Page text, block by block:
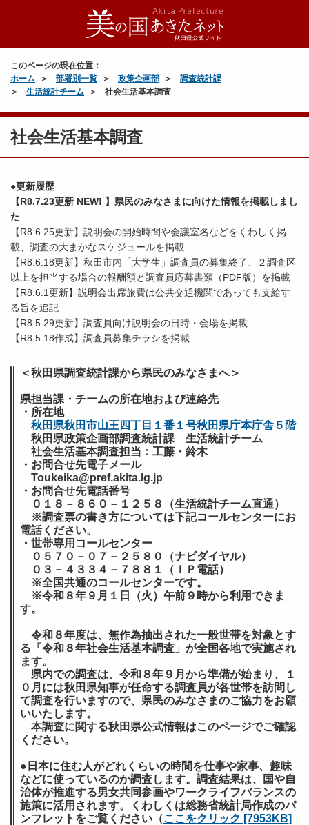
このページの現在位置：
ホーム
部署別一覧 政策企画部
調査統計課
生活統計チーム
社会生活基本調査
社会生活基本調査
●更新履歴
【R8.7.23更新 NEW! 】県民のみなさまに向けた情報を掲載しまし
た
【R8.6.25更新】説明会の開始時間や会議室名などをくわしく掲
載、調査の大まかなスケジュールを掲載
【R8.6.18更新】秋田市内「大学生」調査員の募集終了、２調査区
以上を担当する場合の報酬額と調査員応募書類（PDF版）を掲載
【R8.6.1更新】説明会出席旅費は公共交通機関であっても支給す
る旨を追記
【R8.5.29更新】調査員向け説明会の日時・会場を掲載
【R8.5.18作成】調査員募集チラシを掲載
＜秋田県調査統計課から県民のみなさまへ＞
県担当課・チームの所在地および連絡先
・所在地
秋田県秋田市山王四丁目１番１号秋田県庁本庁舎５階
秋田県政策企画部調査統計課 生活統計チーム
社会生活基本調査担当：工藤・鈴木
・お問合せ先電子メール
Toukeika@pref.akita.lg.jp
・お問合せ先電話番号
０１８－８６０－１２５８（生活統計チーム直通）
※調査票の書き方については下記コールセンターにお
電話ください。
・世帯専用コールセンター
０５７０－０７－２５８０（ナビダイヤル）
０３－４３３４－７８８１（ＩＰ電話）
※全国共通のコールセンターです。
※令和８年９月１日（火）午前９時から利用できま
す。
令和８年度は、無作為抽出された一般世帯を対象とす
る「令和８年社会生活基本調査」が全国各地で実施され
ます。
県内での調査は、令和８年９月から準備が始まり、１
０月には秋田県知事が任命する調査員が各世帯を訪問し
て調査を行いますので、県民のみなさまのご協力をお願
いいたします。
本調査に関する秋田県公式情報はこのページでご確認
ください。
●日本に住む人がどれくらいの時間を仕事や家事、趣味
などに使っているのか調査します。調査結果は、国や自
治体が推進する男女共同参画やワークライフバランスの
施策に活用されます。くわしくは総務省統計局作成のパ
ンフレットをご覧ください（ここをクリック [7953KB]